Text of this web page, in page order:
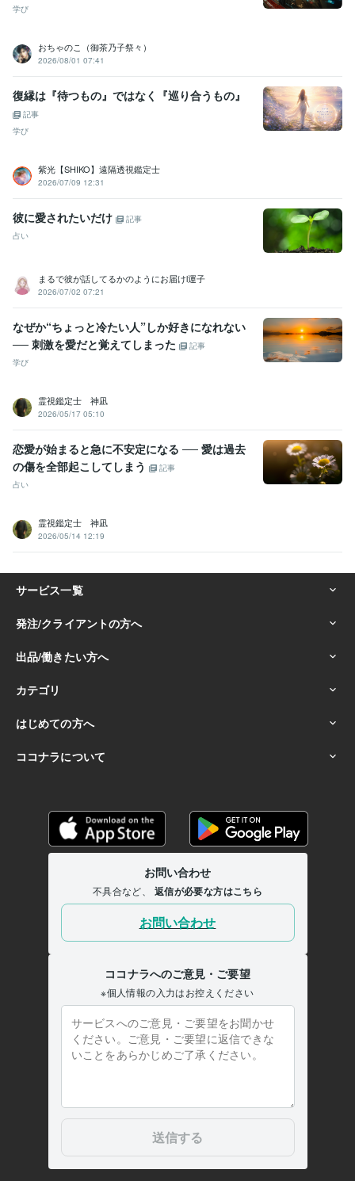
学び
おちゃのこ（御茶乃子祭々）
2026/08/01 07:41
復縁は『待つもの』ではなく『巡り合うもの』
記事
学び
紫光【SHIKO】遠隔透視鑑定士
2026/07/09 12:31
彼に愛されたいだけ
記事
占い
まるで彼が話してるかのようにお届けl運子
2026/07/02 07:21
なぜか“ちょっと冷たい人”しか好きになれない
── 刺激を愛だと覚えてしまった
記事
学び
霊視鑑定士 神凪
2026/05/17 05:10
恋愛が始まると急に不安定になる ── 愛は過去
の傷を全部起こしてしまう
記事
占い
霊視鑑定士 神凪
2026/05/14 12:19